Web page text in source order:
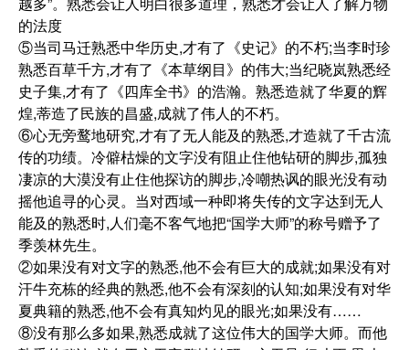
的法度
⑤当司马迁熟悉中华历史,才有了《史记》的不朽;当李时珍
熟悉百草千方,才有了《本草纲目》的伟大;当纪晓岚熟悉经
史子集,才有了《四库全书》的浩瀚。熟悉造就了华夏的辉
煌,蒂造了民族的昌盛,成就了伟人的不朽。
⑥心无旁鹜地研究,才有了无人能及的熟悉,才造就了千古流
传的功绩。冷僻枯燥的文字没有阻止住他钻研的脚步,孤独
凄凉的大漠没有止住他探访的脚步,冷嘲热讽的眼光没有动
摇他追寻的心灵。当对西域一种即将失传的文字达到无人
能及的熟悉时,人们毫不客气地把“国学大师”的称号赠予了
季羡林先生。
②如果没有对文字的熟悉,他不会有巨大的成就;如果没有对
汗牛充栋的经典的熟悉,他不会有深刻的认知;如果没有对华
夏典籍的熟悉,他不会有真知灼见的眼光;如果没有……
⑧没有那么多如果,熟悉成就了这位伟大的国学大师。而他